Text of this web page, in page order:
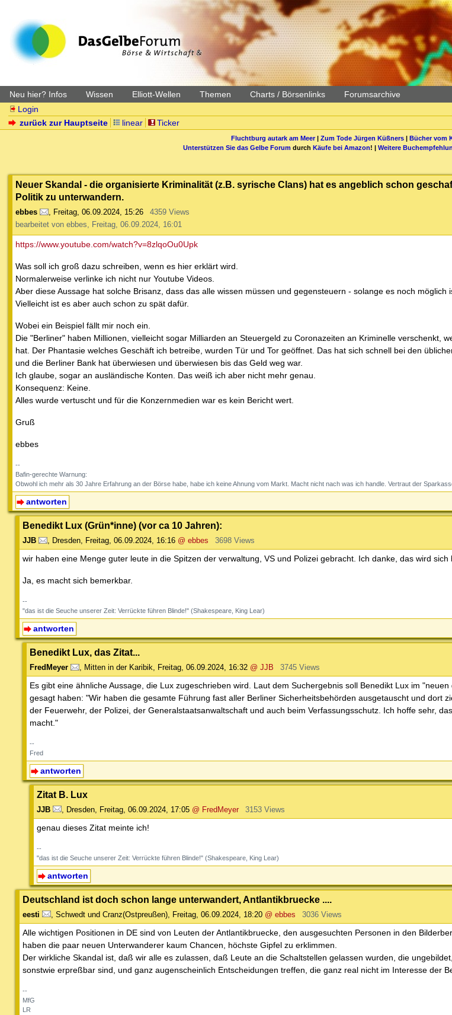
Neu hier? Infos Wissen Elliott-Wellen Themen Charts / Börsenlinks Forumsarchive
Login
zurück zur Hauptseite
linear Ticker
Fluchtburg autark am Meer| Zum Tode Jürgen Küßners| Bücher vom
Unterstützen Sie das Gelbe Forum durch Käufe bei Amazon! | Weitere
Neuer Skandal - die organisierte Kriminalität (z.B. syrische Clans) hat es angeblich schon
Politik zu unterwandern.
ebbes , Freitag, 06.09.2024, 15:26
4359 Views
bearbeitet von ebbes, Freitag, 06.09.2024, 16:01
https://www.youtube.com/watch?v=8zlqoOu0Upk
Was soll ich groß dazu schreiben, wenn es hier erklärt wird.
Normalerweise verlinke ich nicht nur Youtube Videos.
Aber diese Aussage hat solche Brisanz, dass das alle wissen müssen und gegensteuern - solange es noch möglich
Vielleicht ist es aber auch schon zu spät dafür.
Wobei ein Beispiel fällt mir noch ein.
Die "Berliner" haben Millionen, vielleicht sogar Milliarden an Steuergeld zu Coronazeiten an Kriminelle verschenkt,
hat. Der Phantasie welches Geschäft ich betreibe, wurden Tür und Tor geöffnet. Das hat sich schnell bei den
und die Berliner Bank hat überwiesen und überwiesen bis das Geld weg war.
Ich glaube, sogar an ausländische Konten. Das weiß ich aber nicht mehr genau.
Konsequenz: Keine.
Alles wurde vertuscht und für die Konzernmedien war es kein Bericht wert.
Gruß
ebbes
--
Bafin-gerechte Warnung:
Obwohl ich mehr als 30 Jahre Erfahrung an der Börse habe, habe ich keine Ahnung vom Markt. Macht nicht nach was ich handle. Vertraut der
antworten
Benedikt Lux (Grün*inne) (vor ca 10 Jahren):
JJB , Dresden, Freitag, 06.09.2024, 16:16 @ ebbes 3698 Views
wir haben eine Menge guter leute in die Spitzen der verwaltung, VS und Polizei gebracht. Ich danke, das wird
Ja, es macht sich bemerkbar.
--
"das ist die Seuche unserer Zeit: Verrückte führen Blinde!" (Shakespeare, King Lear)
antworten
Benedikt Lux, das Zitat...
FredMeyer , Mitten in der Karibik, Freitag, 06.09.2024, 16:32 @ JJB 3745 Views
Es gibt eine ähnliche Aussage, die Lux zugeschrieben wird. Laut dem Suchergebnis soll Benedikt Lux im
gesagt haben: "Wir haben die gesamte Führung fast aller Berliner Sicherheitsbehörden ausgetauscht und dort
der Feuerwehr, der Polizei, der Generalstaatsanwaltschaft und auch beim Verfassungsschutz. Ich hoffe sehr,
macht."
--
Fred
antworten
Zitat B. Lux
JJB Dresden Freitag, 06.09.2024, 17:05 @ FredMeyer 3153 Views
genau dieses Zitat meinte ich!
--
"das ist die Seuche unserer Zeit: Verrückte führen Blinde!" (Shakespeare, King Lear)
antworten
Deutschland ist doch schon lange unterwandert, Antlantikbruecke ....
eesti Schwedt und Cranz(Ostpreußen) Freitag, 06.09.2024, 18:20 @ ebbes 3036 Views
Alle wichtigen Positionen in DE sind von Leuten der Antlantikbruecke, den ausgesuchten Personen in den
haben die paar neuen Unterwanderer kaum Chancen, höchste Gipfel zu erklimmen.
Der wirkliche Skandal ist, daß wir alle es zulassen, daß Leute an die Schaltstellen gelassen wurden, die
sonstwie erpreßbar sind, und ganz augenscheinlich Entscheidungen treffen, die ganz real nicht im Interesse der
--
MfG
LR